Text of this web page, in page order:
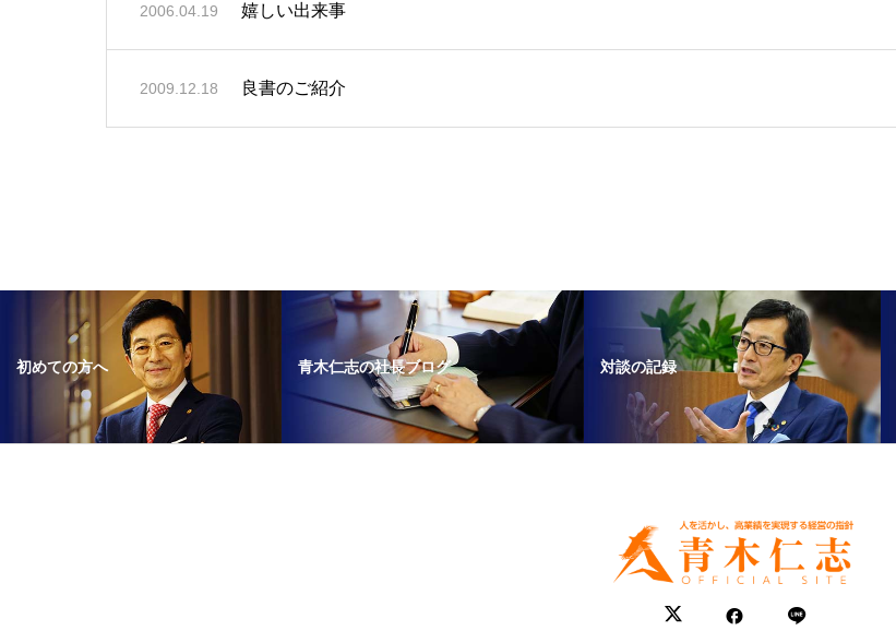
2006.04.19 嬉しい出来事
2009.12.18 良書のご紹介
初めての方へ 青木仁志の社長ブログ 対談の記録